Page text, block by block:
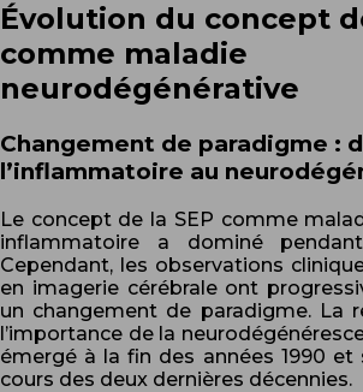
Évolution du concept
comme maladie
neurodégénérative
Changement de paradigme :
l’inflammatoire au
Le concept de la SEP comme
inflammatoire a dominé
Cependant, les observations
en imagerie cérébrale ont
un changement de paradigme. La
l’importance de la
émergé à la fin des années 1990 et
cours des deux dernières décennies.